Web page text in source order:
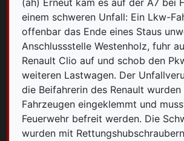
(ah) Erneut kam es auf der A7 bei
einem schweren Unfall: Ein Lkw-
offenbar das Ende eines Staus
Anschlussstelle Westenholz, fuhr
Renault Clio auf und schob den
weiteren Lastwagen. Der
die Beifahrerin des Renault wurden
Fahrzeugen eingeklemmt und
Feuerwehr befreit werden. Die
wurden mit